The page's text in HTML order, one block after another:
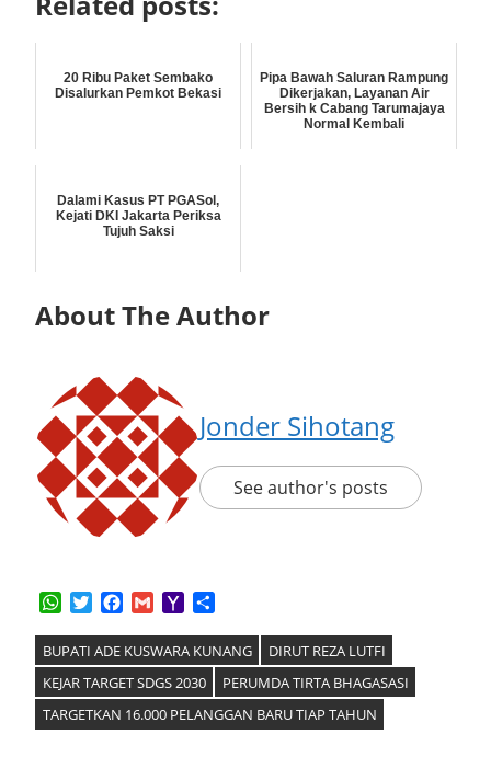
20 Ribu Paket Sembako
Disalurkan Pemkot Bekasi
Pipa Bawah Saluran Rampung
Dikerjakan, Layanan Air
Bersih k Cabang Tarumajaya
Normal Kembali
Dalami Kasus PT PGASol,
Kejati DKI Jakarta Periksa
Tujuh Saksi
About The Author
Jonder Sihotang
See author's posts
WhatsApp
TwitterFacebook
GmailYahoo
BUPATI ADE KUSWARA KUNANG
DIRUT REZA LUTFI
KEJAR TARGET SDGS 2030
PERUMDA TIRTA BHAGASASI
TARGETKAN 16.000 PELANGGAN BARU TIAP TAHUN